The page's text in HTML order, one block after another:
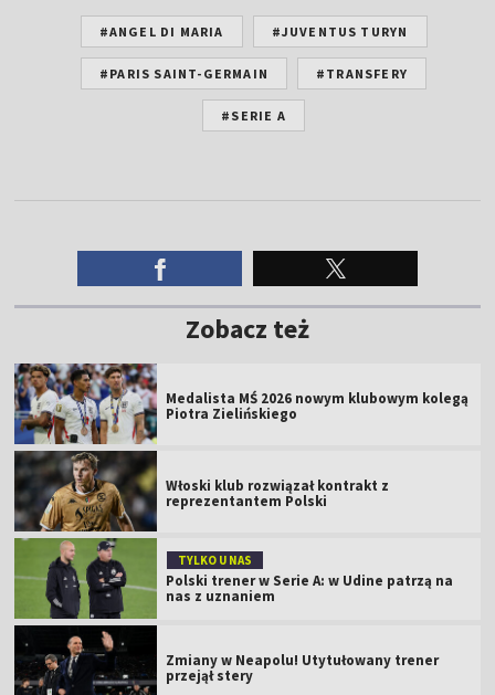
#ANGEL DI MARIA #JUVENTUS TURYN
#PARIS SAINT-GERMAIN #TRANSFERY
#SERIE A
Zobacz też
Medalista MŚ 2026 nowym klubowym kolegą
Piotra Zielińskiego
Włoski klub rozwiązał kontrakt z
reprezentantem Polski
TYLKO U NAS
Polski trener w Serie A: w Udine patrzą na
nas z uznaniem
Zmiany w Neapolu! Utytułowany trener
przejął stery